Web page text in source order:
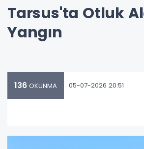
Tarsus'ta Otluk
Yangın
136 OKUNMA 05-07-2026 20:51